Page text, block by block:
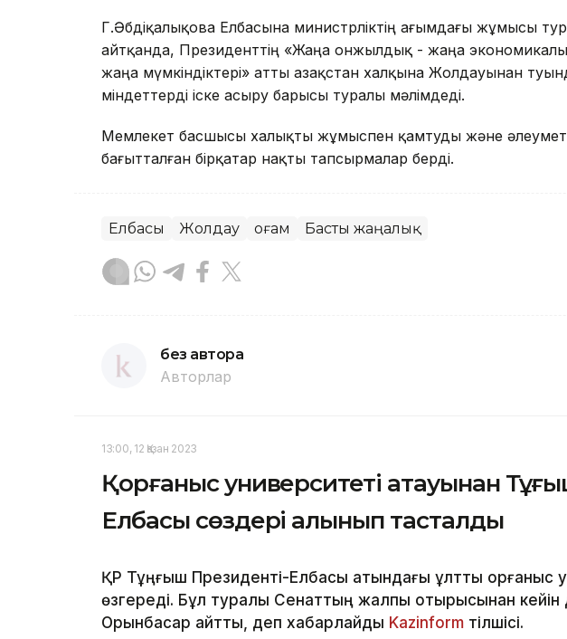
Г.Әбдіқалықова Елбасына министрліктің ағымдағы жұмысы
айтқанда, Президенттің «Жаңа онжылдық - жаңа
жаңа мүмкіндіктері» атты Қазақстан халқына Жолдауынан
міндеттерді іске асыру барысы туралы мәлімдеді.
Мемлекет басшысы халықты жұмыспен қамтуды және
бағытталған бірқатар нақты тапсырмалар берді.
Елбасы Жолдау Қоғам Басты жаңалық
без автора
Авторлар
13:00, 12 Қазан 2023
Қорғаныс университеті атауынан
Елбасы сөздері алынып тасталды
ҚР Тұңғыш Президенті-Елбасы атындағы ұлттық қорғаныс
өзгереді. Бұл туралы Сенаттың жалпы отырысынан кейін
Орынбасар айтты, деп хабарлайды Kazinform тілшісі.